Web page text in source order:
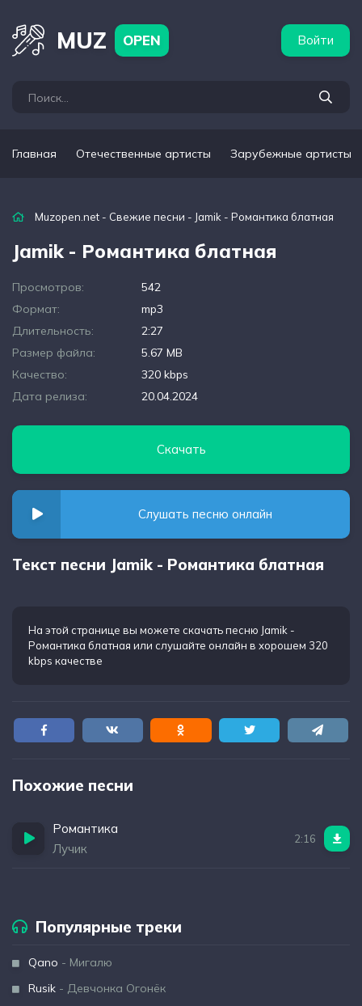
MUZ OPEN Войти
Главная Отечественные артисты Зарубежные артисты
Muzopen.net - Свежие песни - Jamik - Романтика блатная
Jamik - Романтика блатная
Просмотров:
542
Формат:
mp3
Длительность:
2:27
Размер файла:
5.67 MB
Качество:
320 kbps
Дата релиза:
20.04.2024
Скачать
Слушать песню онлайн
Текст песни Jamik - Романтика блатная
На этой странице вы можете скачать песню Jamik -
Романтика блатная или слушайте онлайн в хорошем 320
kbps качестве
Похожие песни
Романтика
Лучик
2:16
Популярные треки
Qano - Мигалю
Rusik - Девчонка Огонёк
артисты Популярные подборки